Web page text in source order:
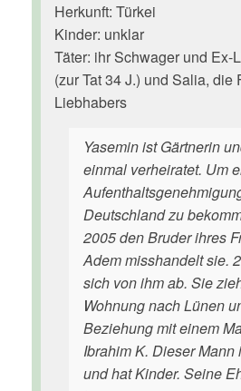
Herkunft: Türkei
Kinder: unklar
Täter: ihr Schwager und Ex-
(zur Tat 34 J.) und Salia, die
Liebhabers
Yasemin ist Gärtnerin
einmal verheiratet. Um
Deutschland zu
2005 den Bruder ihres
Adem misshandelt sie.
sich von ihm ab. Sie
Wohnung nach Lünen
Beziehung mit einem
Ibrahim K. Dieser Mann
und hat Kinder. Seine